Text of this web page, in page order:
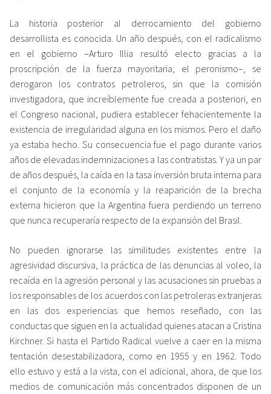
La historia posterior al derrocamiento del gobierno
desarrollista es conocida. Un año después, con el radicalismo
en el gobierno –Arturo Illia resultó electo gracias a la
proscripción de la fuerza mayoritaria, el peronismo–, se
derogaron los contratos petroleros, sin que la comisión
investigadora, que increíblemente fue creada a posteriori, en
el Congreso nacional, pudiera establecer fehacientemente la
existencia de irregularidad alguna en los mismos. Pero el daño
ya estaba hecho. Su consecuencia fue el pago durante varios
años de elevadas indemnizaciones a las contratistas. Y ya un par
de años después, la caída en la tasa inversión bruta interna para
el conjunto de la economía y la reaparición de la brecha
externa hicieron que la Argentina fuera perdiendo un terreno
que nunca recuperaría respecto de la expansión del Brasil.
No pueden ignorarse las similitudes existentes entre la
agresividad discursiva, la práctica de las denuncias al voleo, la
recaída en la agresión personal y las acusaciones sin pruebas a
los responsables de los acuerdos con las petroleras extranjeras
en las dos experiencias que hemos reseñado, con las
conductas que siguen en la actualidad quienes atacan a Cristina
Kirchner. Si hasta el Partido Radical vuelve a caer en la misma
tentación desestabilizadora, como en 1955 y en 1962. Todo
ello estuvo y está a la vista, con el adicional, ahora, de que los
medios de comunicación más concentrados disponen de un